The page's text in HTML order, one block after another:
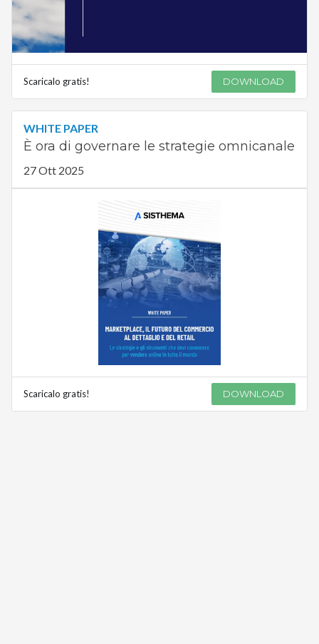
Scaricalo gratis! DOWNLOAD
WHITE PAPER
È ora di governare le strategie omnicanale
27 Ott 2025
Scaricalo gratis! DOWNLOAD